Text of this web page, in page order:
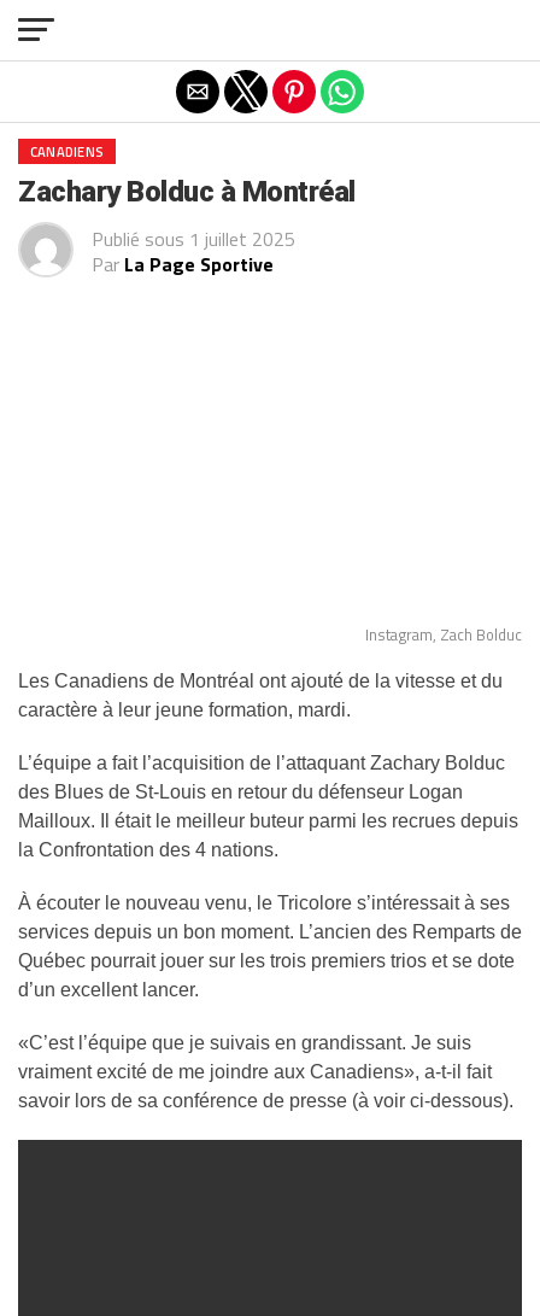
CANADIENS
Zachary Bolduc à Montréal
Publié sous 1 juillet 2025
Par La Page Sportive
Instagram, Zach Bolduc
Les Canadiens de Montréal ont ajouté de la vitesse et du
caractère à leur jeune formation, mardi.
L’équipe a fait l’acquisition de l’attaquant Zachary Bolduc
des Blues de St-Louis en retour du défenseur Logan
Mailloux. Il était le meilleur buteur parmi les recrues depuis
la Confrontation des 4 nations.
À écouter le nouveau venu, le Tricolore s’intéressait à ses
services depuis un bon moment. L’ancien des Remparts de
Québec pourrait jouer sur les trois premiers trios et se dote
d’un excellent lancer.
«C’est l’équipe que je suivais en grandissant. Je suis
vraiment excité de me joindre aux Canadiens», a-t-il fait
savoir lors de sa conférence de presse (à voir ci-dessous).